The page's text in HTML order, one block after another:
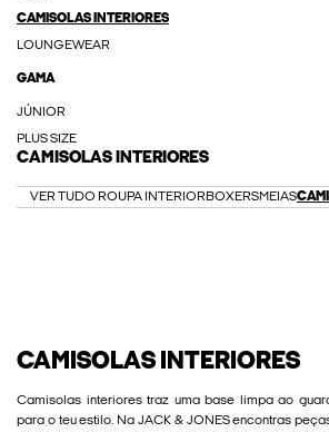
CAMISOLAS INTERIORES
LOUNGEWEAR
GAMA
JÚNIOR
PLUS SIZE
CAMISOLAS INTERIORES
VER TUDO ROUPA INTERIORBOXERSMEIAS
CAMISOLAS INTERIORES
Camisolas interiores traz uma base limpa ao
para o teu estilo. Na JACK & JONES encontras